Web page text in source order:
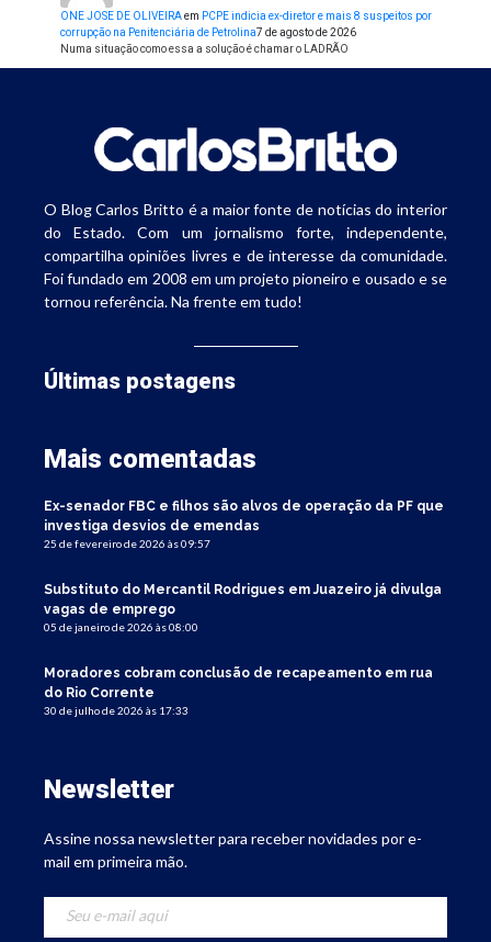
ONE JOSE DE OLIVEIRAem PCPE indicia ex-diretor e mais 8 suspeitos por
corrupção na Penitenciária de Petrolina7 de agosto de 2026
Numa situação como essa a solução é chamar o LADRÃO
O Blog Carlos Britto é a maior fonte de notícias do interior
do Estado. Com um jornalismo forte, independente,
compartilha opiniões livres e de interesse da comunidade.
Foi fundado em 2008 em um projeto pioneiro e ousado e se
tornou referência. Na frente em tudo!
Últimas postagens
Mais comentadas
Ex-senador FBC e filhos são alvos de operação da PF que
investiga desvios de emendas
25 de fevereiro de 2026 às 09:57
Substituto do Mercantil Rodrigues em Juazeiro já divulga
vagas de emprego
05 de janeiro de 2026 às 08:00
Moradores cobram conclusão de recapeamento em rua
do Rio Corrente
30 de julho de 2026 às 17:33
Newsletter
Assine nossa newsletter para receber novidades por e-
mail em primeira mão.